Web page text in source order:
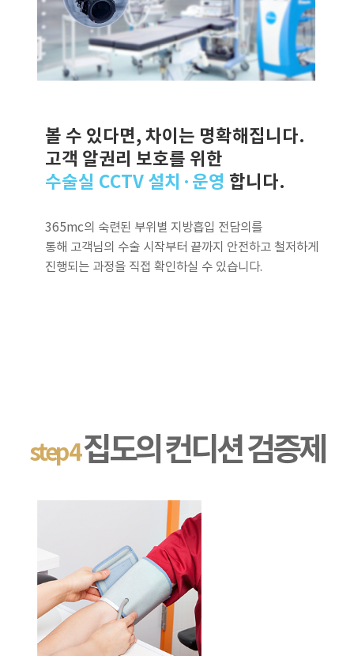
볼 수 있다면, 차이는 명확해집니다.
고객 알권리 보호를 위한
수술실 CCTV 설치·운영 합니다.
365mc의 숙련된 부위별 지방흡입 전담의를
통해 고객님의 수술 시작부터 끝까지 안전하고 철저하게
진행되는 과정을 직접 확인하실 수 있습니다.
step 4집도의 컨디션 검증제